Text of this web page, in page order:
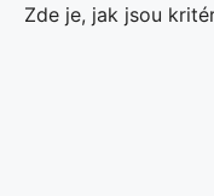
Zde je, jak jsou